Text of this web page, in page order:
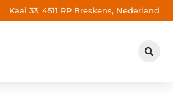
Kaai 33, 4511 RP Breskens, Nederland